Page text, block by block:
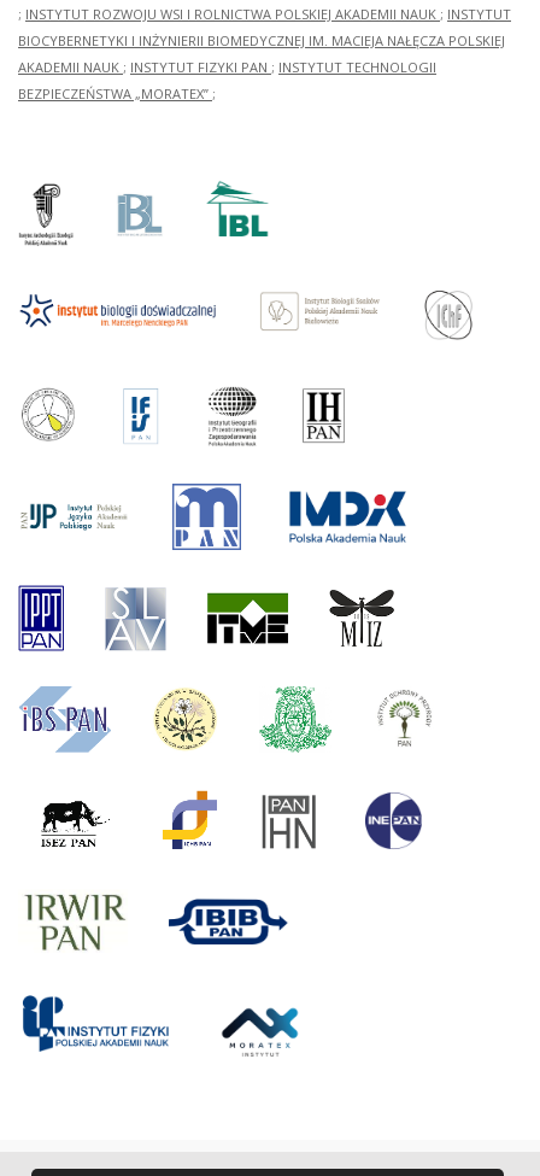
; INSTYTUT ROZWOJU WSI I ROLNICTWA POLSKIEJ AKADEMII NAUK ; INSTYTUT
BIOCYBERNETYKI I INŻYNIERII BIOMEDYCZNEJ IM. MACIEJA NAŁĘCZA POLSKIEJ
AKADEMII NAUK ; INSTYTUT FIZYKI PAN ; INSTYTUT TECHNOLOGII
BEZPIECZEŃSTWA „MORATEX” ;